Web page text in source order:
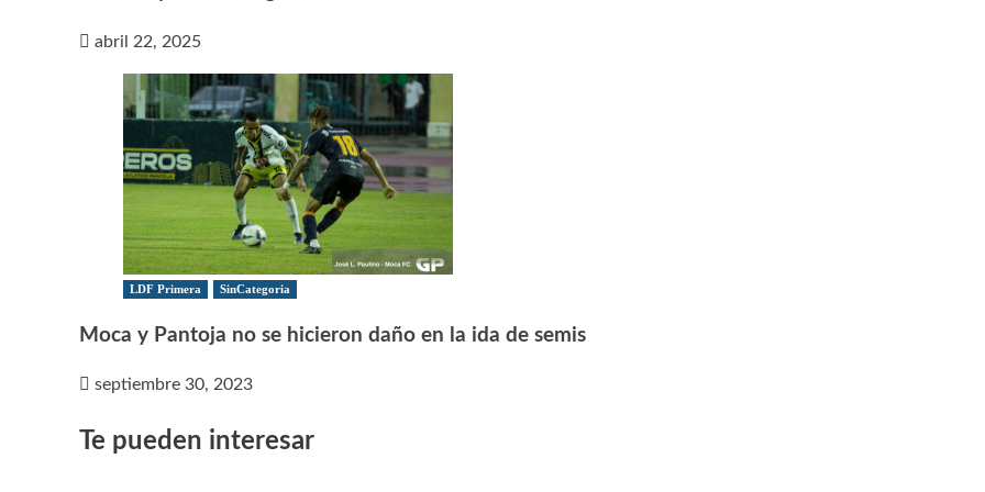
abril 22, 2025
LDF Primera SinCategoria
Moca y Pantoja no se hicieron daño en la ida de semis
septiembre 30, 2023
Te pueden interesar